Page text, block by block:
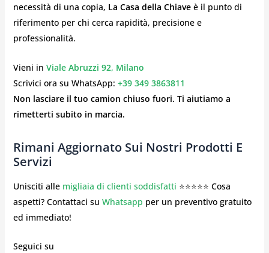
necessità di una copia, La Casa della Chiaveè il punto di
riferimento per chi cerca rapidità, precisione e
professionalità.
Vieni in Viale Abruzzi 92, Milano
Scrivici ora su WhatsApp: +39 349 3863811
Non lasciare il tuo camion chiuso fuori. Ti aiutiamo a
rimetterti subito in marcia.
Rimani Aggiornato Sui Nostri Prodotti E
Servizi
Unisciti alle migliaia di clienti soddisfatti ⭐⭐⭐⭐⭐ Cosa
aspetti? Contattaci su Whatsapp per un preventivo gratuito
ed immediato!
Seguici su